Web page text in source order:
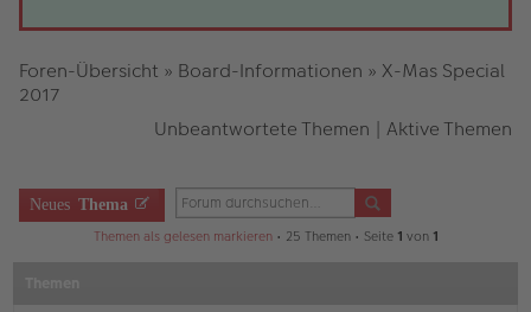
Foren-Übersicht » Board-Informationen » X-Mas Special
2017
Unbeantwortete Themen | Aktive Themen
Neues Thema
Themen als gelesen markieren• 25 Themen • Seite 1 von 1